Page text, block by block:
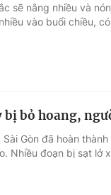
sẽ nắng nhiều và
vào buổi chiều,
bị bỏ hoang,
Gòn đã hoàn
Nhiều đoạn bị sạt lở